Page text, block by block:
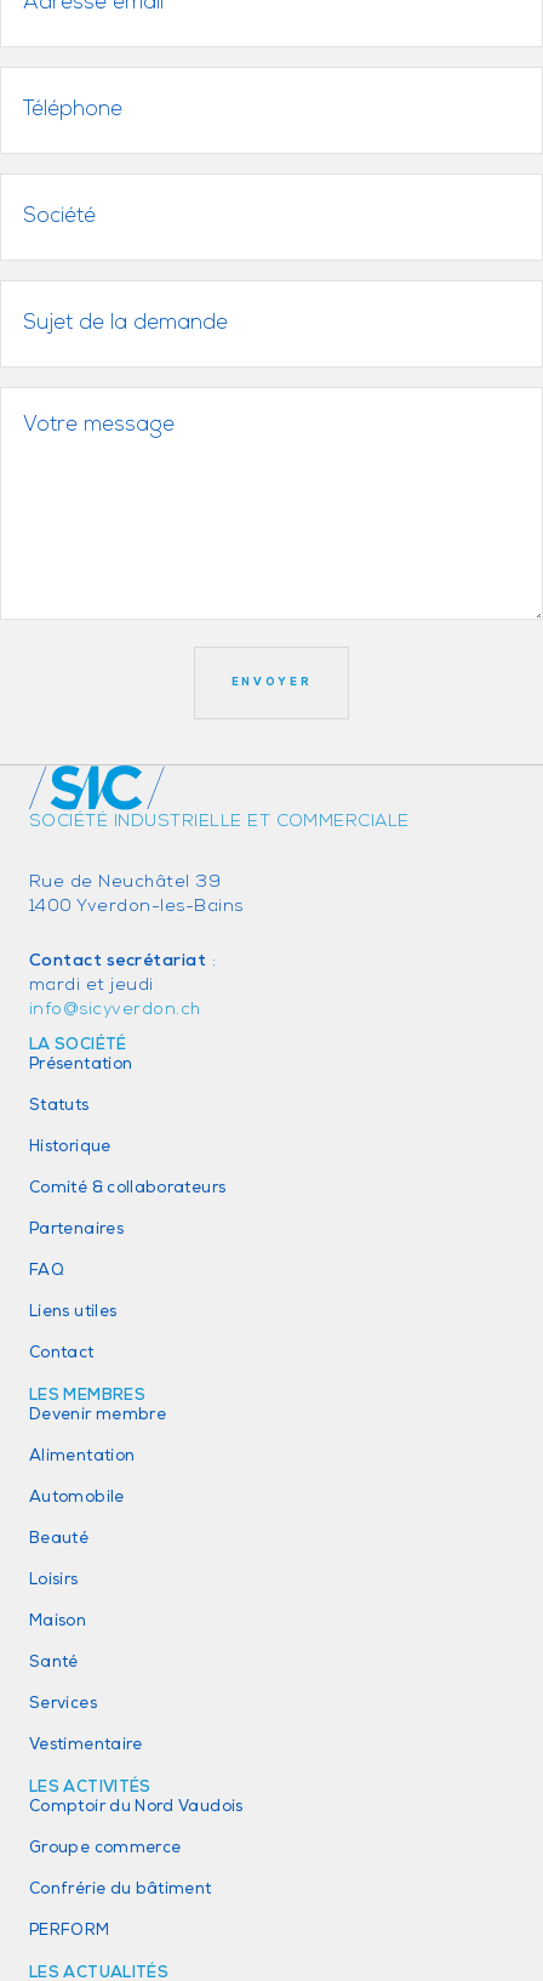
SOCIÉTÉ INDUSTRIELLE ET COMMERCIALE
Rue de Neuchâtel 39
1400 Yverdon-les-Bains
Contact secrétariat :
mardi et jeudi
info@sicyverdon.ch
LA SOCIÉTÉ
Présentation
Statuts
Historique
Comité & collaborateurs
Partenaires
FAQ
Liens utiles
Contact
LES MEMBRES
Devenir membre
Alimentation
Automobile
Beauté
Loisirs
Maison
Santé
Services
Vestimentaire
LES ACTIVITÉS
Comptoir du Nord Vaudois
Groupe commerce
Confrérie du bâtiment
PERFORM
LES ACTUALITÉS